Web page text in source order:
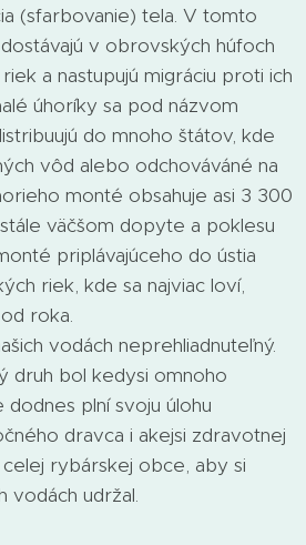
(sfarbovanie) tela. V tomto
v obrovských húfoch
a nastupujú migráciu proti ich
úhoríky sa pod názvom
do mnoho štátov, kde
vôd alebo odchováváné na
monté obsahuje asi 3 300
väčšom dopyte a poklesu
priplávajúceho do ústia
riek, kde sa najviac loví,
roka.
vodách neprehliadnuteľný.
druh bol kedysi omnoho
dodnes plní svoju úlohu
dravca i akejsi zdravotnej
rybárskej obce, aby si
vodách udržal.